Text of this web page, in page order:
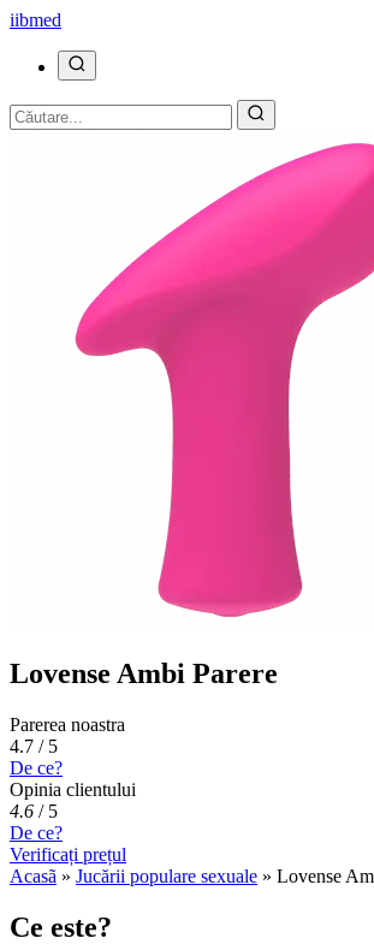
iibmed
Lovense Ambi Parere
Parerea noastra
4.7 / 5
De ce?
Opinia clientului
4.6 / 5
De ce?
Verificați prețul
Acasã » Jucării populare sexuale » Lovense
Ce este?